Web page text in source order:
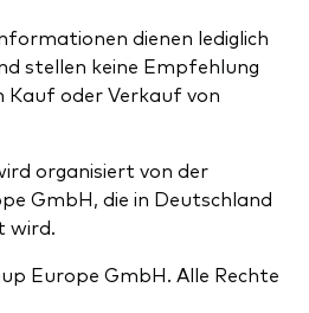
dienen lediglich
stellen keine Empfehlung
Kauf oder Verkauf von
organisiert von der
GmbH, die in Deutschland
wird.
Europe GmbH. Alle Rechte